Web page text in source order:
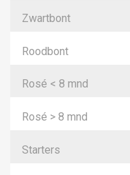
Zwartbont
Roodbont
Rosé < 8 mnd
Rosé > 8 mnd
Starters